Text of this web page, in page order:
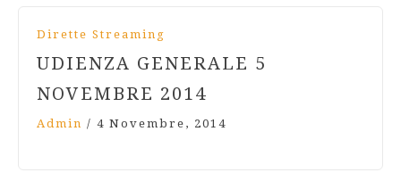
Dirette Streaming
UDIENZA GENERALE 5
NOVEMBRE 2014
Admin / 4 Novembre, 2014